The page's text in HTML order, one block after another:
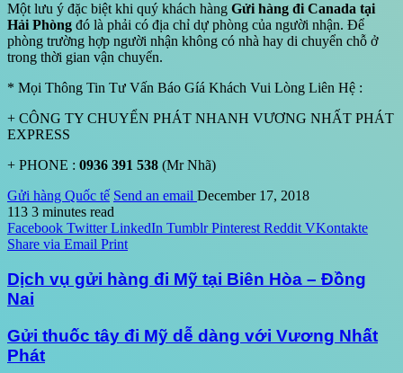
Một lưu ý đặc biệt khi quý khách hàng Gửi hàng đi Canada tại
Hải Phòng đó là phải có địa chỉ dự phòng của người nhận. Để
phòng trường hợp người nhận không có nhà hay di chuyển chỗ ở
trong thời gian vận chuyển.
* Mọi Thông Tin Tư Vấn Báo Gíá Khách Vui Lòng Liên Hệ :
+ CÔNG TY CHUYỂN PHÁT NHANH VƯƠNG NHẤT PHÁT
EXPRESS
+ PHONE : 0936 391 538 (Mr Nhã)
Gửi hàng Quốc tế Send an email December 17, 2018
113 3 minutes read
Facebook Twitter LinkedIn Tumblr Pinterest Reddit VKontakte
Share via Email Print
Dịch vụ gửi hàng đi Mỹ tại Biên Hòa – Đồng
Nai
Gửi thuốc tây đi Mỹ dễ dàng với Vương Nhất
Phát